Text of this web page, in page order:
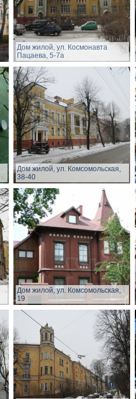
Дом жилой, ул. Космонавта
Пацаева, 5-7а
Дом жилой, ул. Комсомольская,
38-40
Дом жилой, ул. Комсомольская,
19